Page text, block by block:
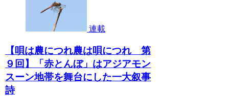
連載
【唄は農につれ農は唄につれ 第
９回】「赤とんぼ」はアジアモン
スーン地帯を舞台にした一大叙事
詩